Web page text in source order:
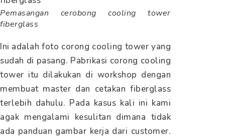
Pemasangan cerobong cooling tower
fiberglass
Ini adalah foto corong cooling tower yang
sudah di pasang. Pabrikasi corong cooling
tower itu dilakukan di workshop dengan
membuat master dan cetakan fiberglass
terlebih dahulu. Pada kasus kali ini kami
agak mengalami kesulitan dimana tidak
ada panduan gambar kerja dari customer.